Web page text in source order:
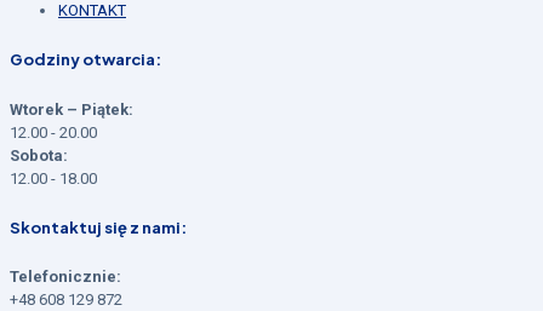
KONTAKT
Godziny otwarcia:
Wtorek – Piątek:
12.00 - 20.00
Sobota:
12.00 - 18.00
Skontaktuj się z nami:
Telefonicznie:
+48 608 129 872